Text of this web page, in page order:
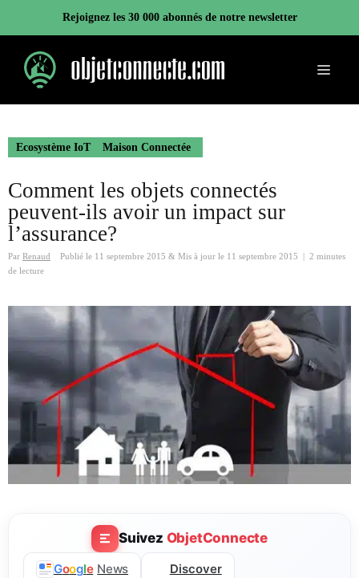
contenu
Rejoignez les 30 000 abonnés de notre newsletter
Menu
Ecosystème IoT Maison Connectée
Comment les objets connectés
peuvent-ils avoir un impact sur
l’assurance?
Par Renaud Publié le 11 septembre 2015 & Mis à jour le 11 septembre 2015
2 minutes
de lecture
Suivez ObjetConnecte
Google News Discover